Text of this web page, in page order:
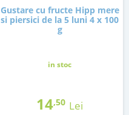
Gustare cu fructe Hipp mere
si piersici de la 5 luni 4 x 100
g
in stoc
14,50 Lei